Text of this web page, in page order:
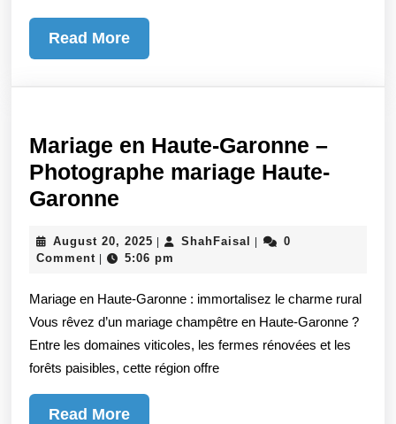
sur
X3BET
Casino
Read MoreRead
More
Mariage en Haute-Garonne –
Photographe mariage Haute-
Garonne
Haute-
–
Photographe
mariage
Haute-
Garonne
August 20, 2025 August
20,
| ShahFaisal ShahFaisal
|
0
Comment | 5:06 pm
Mariage en Haute-Garonne : immortalisez le charme rural
Vous rêvez d’un mariage champêtre en Haute-Garonne ?
Entre les domaines viticoles, les fermes rénovées et les
forêts paisibles, cette région offre
Read MoreRead